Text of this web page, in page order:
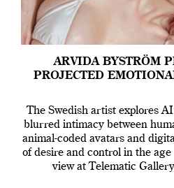
ARVIDA BYSTRÖM
PROJECTED
The Swedish artist explores
blurred intimacy between
animal-coded avatars and
of desire and control in the
view at Telematic